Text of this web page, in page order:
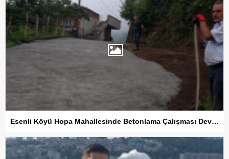
Esenli Köyü Hopa Mahallesinde Betonlama Çalışması Devam Ediyor